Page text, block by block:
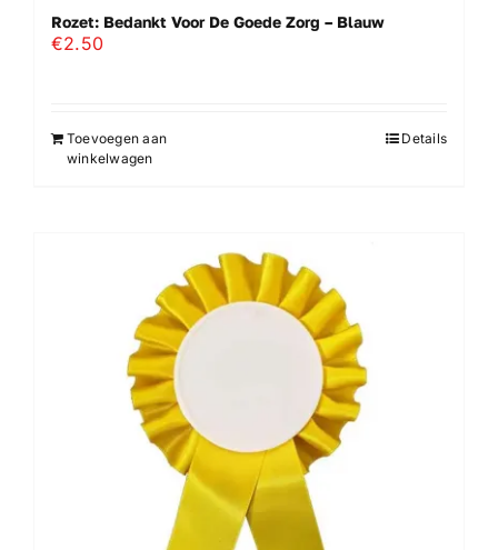
Rozet: Bedankt Voor De Goede Zorg – Blauw
€2.50
Toevoegen aan
winkelwagen
Details